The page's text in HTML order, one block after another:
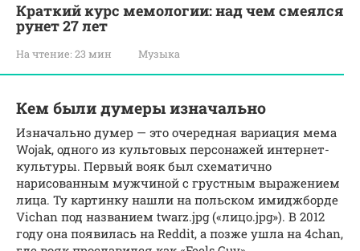
Краткий курс мемологии: над чем смеялся
рунет 27 лет
На чтение: 23 мин Музыка
Кем были думеры изначально
Изначально думер — это очередная вариация мема
Wojak, одного из культовых персонажей интернет-
культуры. Первый вояк был схематично
нарисованным мужчиной с грустным выражением
лица. Ту картинку нашли на польском имиджборде
Vichan под названием twarz.jpg («лицо.jpg»). В 2012
году она появилась на Reddit, а позже ушла на 4chan,